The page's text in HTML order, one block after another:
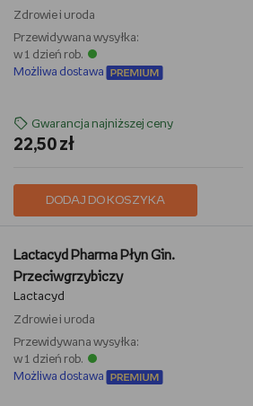
Zdrowie i uroda
Przewidywana wysyłka:
w 1 dzień rob.
Możliwa dostawa
Gwarancja najniższej ceny
22,50 zł
DODAJ DO KOSZYKA
Lactacyd Pharma Płyn Gin.
Przeciwgrzybiczy
Lactacyd
Zdrowie i uroda
Przewidywana wysyłka:
w 1 dzień rob.
Możliwa dostawa